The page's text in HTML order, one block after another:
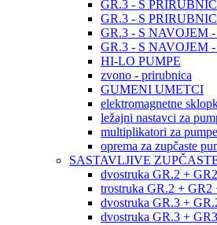
GR.3 - S
GR.3 - S
GR.3 - S NAVOJEM
GR.3 - S NAVOJEM
HI-LO PUMPE
zvono - prirubnica
GUMENI UMETCI
elektromagnetne
ležajni nastavci za
multiplikatori za pumpe
oprema za zupčaste
SASTAVLJIVE
dvostruka GR.2 +
trostruka GR.2 + GR2
dvostruka GR.3 +
dvostruka GR.3 + GR3